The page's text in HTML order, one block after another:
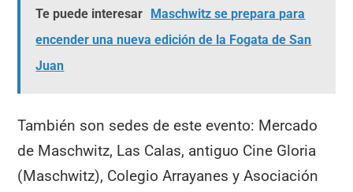
Te puede interesar
Maschwitz se prepara para
encender una nueva edición de la Fogata de San
Juan
También son sedes de este evento: Mercado
de Maschwitz, Las Calas, antiguo Cine Gloria
(Maschwitz), Colegio Arrayanes y Asociación